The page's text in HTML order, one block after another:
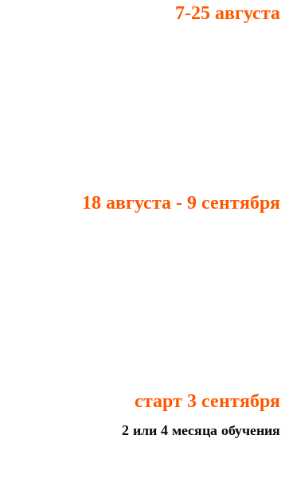
7-25 августа
18 августа - 9 сентября
старт 3 сентября
2 или 4 месяца обучения